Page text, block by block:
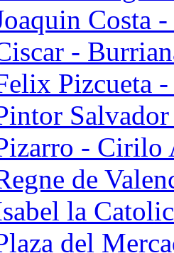
Costa
-
Pizcueta
- Cirilo
de
la
del